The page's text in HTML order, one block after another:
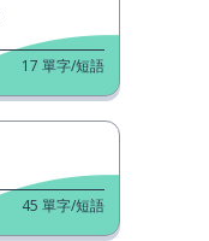
17 單字/短語
45 單字/短語